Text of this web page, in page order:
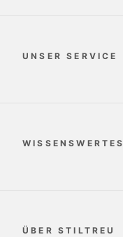
UNSER SERVICE
WISSENSWERTES
ÜBER STILTREU